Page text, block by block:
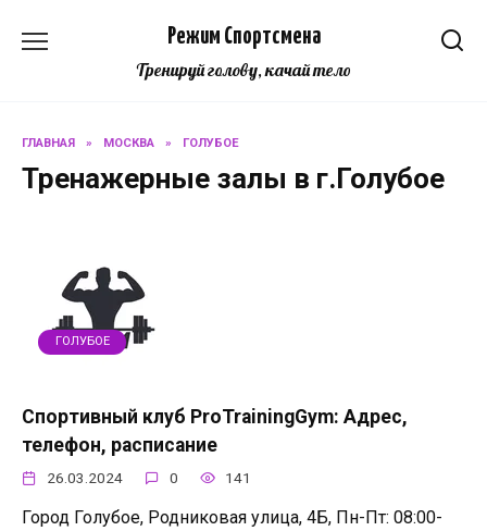
Режим Спортсмена
Тренируй голову, качай тело
ГЛАВНАЯ » МОСКВА » ГОЛУБОЕ
Тренажерные залы в г.Голубое
ГОЛУБОЕ
Спортивный клуб ProTrainingGym: Адрес,
телефон, расписание
26.03.2024 0 141
Город Голубое, Родниковая улица, 4Б, Пн-Пт: 08:00-